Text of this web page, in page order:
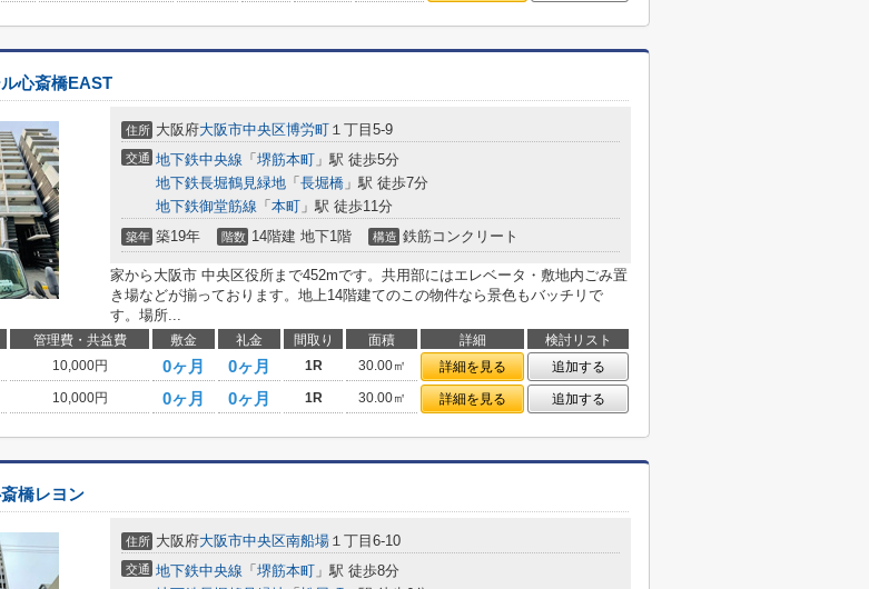
心斎橋EAST
住所 大阪府大阪市中央区博労町 １丁目5-9
交通 地下鉄中央線 「 堺筋本町 」駅 徒歩5分
地下鉄長堀鶴見緑地 「 長堀橋 」駅 徒歩7分
地下鉄御堂筋線 「 本町 」駅 徒歩11分
築年 築19年 階数 14階建 地下1階 構造 鉄筋コンクリート
家から大阪市 中央区役所まで452mです。共用部にはエレベータ・敷地内ごみ置
き場などが揃っております。地上14階建てのこの物件なら景色もバッチリで
す。場所...
管理費・共益費 敷金 礼金 間取り 面積 詳細
検討リスト
10,000円 0ヶ月 0ヶ月 1R 30.00㎡ 詳細を見る
追加する
10,000円 0ヶ月 0ヶ月 1R 30.00㎡ 詳細を見る 追加する
橋レヨン
住所 大阪府大阪市中央区南船場 １丁目6-10
交通 地下鉄中央線 「 堺筋本町 」駅 徒歩8分